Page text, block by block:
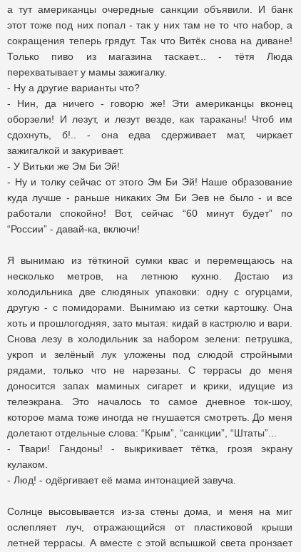
а тут американцы очередные санкции объявили. И банк
этот тоже под них попал - так у них там не то что набор, а
сокращения теперь грядут. Так что Витёк снова на диване!
Только пиво из магазина таскает... - тётя Люда
перехватывает у мамы зажигалку.
- Ну а другие варианты что?
- Нин, да ничего - говорю же! Эти американцы вконец
оборзели! И лезут, и лезут везде, как тараканы! Чтоб им
сдохнуть, б!.. - она едва сдерживает мат, чиркает
зажигалкой и закуривает.
- У Витьки же Эм Би Эй!
- Ну и толку сейчас от этого Эм Би Эй! Наше образование
куда лучше - раньше никаких Эм Би Эев не было - и все
работали спокойно! Вот, сейчас “60 минут будет” по
“России” - давай-ка, включи!
Я вынимаю из тёткиной сумки квас и перемещаюсь на
несколько метров, на летнюю кухню. Достаю из
холодильника две слюдяных упаковки: одну с огурцами,
другую - с помидорами. Вынимаю из сетки картошку. Она
хоть и прошлогодняя, зато мытая: кидай в кастрюлю и вари.
Снова лезу в холодильник за набором зелени: петрушка,
укроп и зелёный лук уложены под слюдой стройными
рядами, только что не нарезаны. С террасы до меня
доносится запах маминых сигарет и крики, идущие из
телеэкрана. Это началось то самое дневное ток-шоу,
которое мама тоже иногда не гнушается смотреть. До меня
долетают отдельные слова: “Крым”, “санкции”, “Штаты”...
- Твари! Гандоны! - выкрикивает тётка, грозя экрану
кулаком.
- Люд! - одёргивает её мама интонацией завуча.
Солнце высовывается из-за стены дома, и меня на миг
ослепляет луч, отражающийся от пластиковой крыши
летней террасы. А вместе с этой вспышкой света пронзает